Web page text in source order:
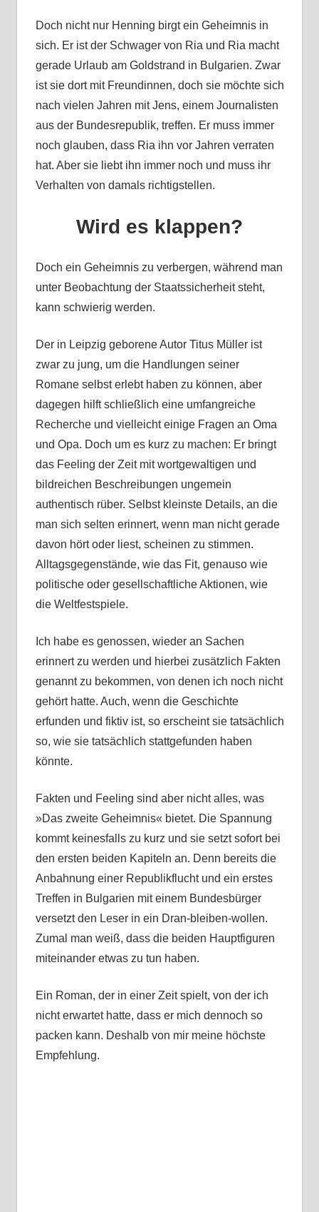
Doch nicht nur Henning birgt ein Geheimnis in
sich. Er ist der Schwager von Ria und Ria macht
gerade Urlaub am Goldstrand in Bulgarien. Zwar
ist sie dort mit Freundinnen, doch sie möchte sich
nach vielen Jahren mit Jens, einem Journalisten
aus der Bundesrepublik, treffen. Er muss immer
noch glauben, dass Ria ihn vor Jahren verraten
hat. Aber sie liebt ihn immer noch und muss ihr
Verhalten von damals richtigstellen.
Wird es klappen?
Doch ein Geheimnis zu verbergen, während man
unter Beobachtung der Staatssicherheit steht,
kann schwierig werden.
Der in Leipzig geborene Autor Titus Müller ist
zwar zu jung, um die Handlungen seiner
Romane selbst erlebt haben zu können, aber
dagegen hilft schließlich eine umfangreiche
Recherche und vielleicht einige Fragen an Oma
und Opa. Doch um es kurz zu machen: Er bringt
das Feeling der Zeit mit wortgewaltigen und
bildreichen Beschreibungen ungemein
authentisch rüber. Selbst kleinste Details, an die
man sich selten erinnert, wenn man nicht gerade
davon hört oder liest, scheinen zu stimmen.
Alltagsgegenstände, wie das Fit, genauso wie
politische oder gesellschaftliche Aktionen, wie
die Weltfestspiele.
Ich habe es genossen, wieder an Sachen
erinnert zu werden und hierbei zusätzlich Fakten
genannt zu bekommen, von denen ich noch nicht
gehört hatte. Auch, wenn die Geschichte
erfunden und fiktiv ist, so erscheint sie tatsächlich
so, wie sie tatsächlich stattgefunden haben
könnte.
Fakten und Feeling sind aber nicht alles, was
»Das zweite Geheimnis« bietet. Die Spannung
kommt keinesfalls zu kurz und sie setzt sofort bei
den ersten beiden Kapiteln an. Denn bereits die
Anbahnung einer Republikflucht und ein erstes
Treffen in Bulgarien mit einem Bundesbürger
versetzt den Leser in ein Dran-bleiben-wollen.
Zumal man weiß, dass die beiden Hauptfiguren
miteinander etwas zu tun haben.
Ein Roman, der in einer Zeit spielt, von der ich
nicht erwartet hatte, dass er mich dennoch so
packen kann. Deshalb von mir meine höchste
Empfehlung.